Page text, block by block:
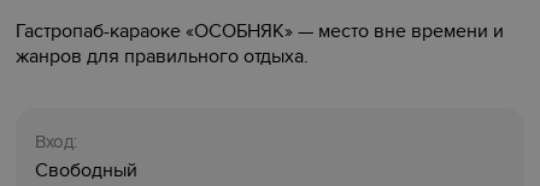
Гастропаб-караоке «ОСОБНЯК» — место вне времени и
жанров для правильного отдыха.
Вход:
Свободный